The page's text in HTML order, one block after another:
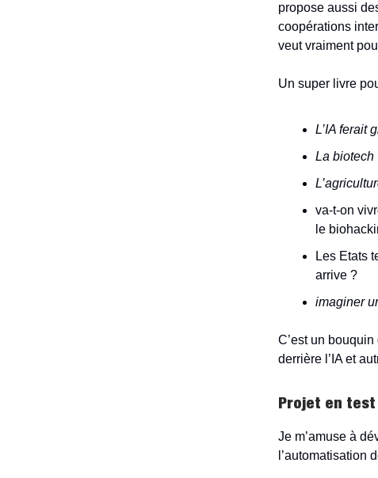
propose aussi
coopérations
veut vraiment
Un super livre
L’IA ferait
La biotech
va-t-on
le
Les Etats
arrive ?
imaginer
C’est un
derrière l’IA et
Projet en test
Je m’amuse à
l’automatisation